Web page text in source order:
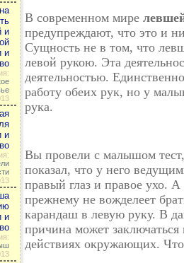
и
и
и
и
В современном мире
предупреждают, что это и
Сущность не в том, что
левой рукою. Эта
деятельностью.
работу обеих рук, но у
рука.
Вы провели с малышом
показал, что у него
правый глаз и правое ухо.
прежнему не вожделеет
карандаш в левую руку. В
причина может заключаться
действиях окружающих.